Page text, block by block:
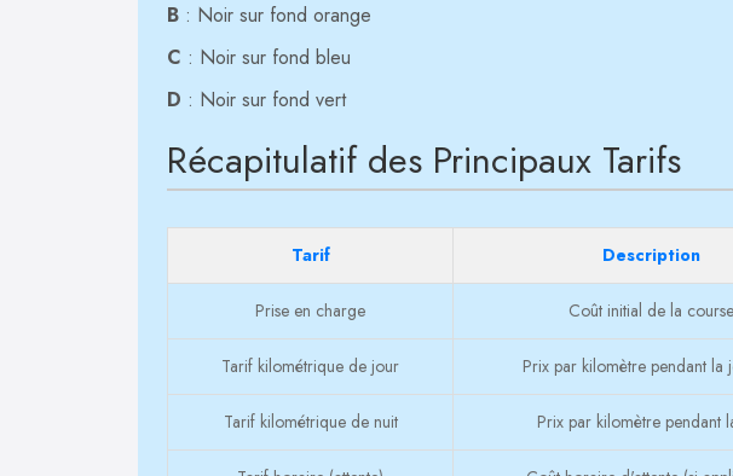
B : Noir sur fond orange
C : Noir sur fond bleu
D : Noir sur fond vert
Récapitulatif des Principaux Tarifs
Tarif Description
Prise en charge Coût initial de la course
Tarif kilométrique de jour Prix par kilomètre pendant la
Tarif kilométrique de nuit Prix par kilomètre pendant